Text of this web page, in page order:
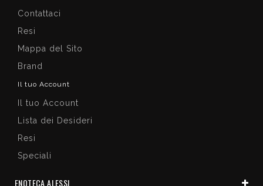
Contattaci
Resi
Mappa del Sito
Brand
Il tuo Account
Il tuo Account
Lista dei Desideri
Resi
Speciali
ENOTECA ALESSI